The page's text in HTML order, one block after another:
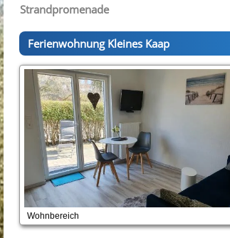
Strandpromenade
Ferienwohnung Kleines Kaap
Wohnbereich